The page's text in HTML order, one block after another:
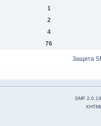
1
2
4
76
Защита
SMF 2.0.19